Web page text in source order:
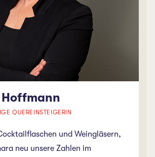
QUEREINSTEIGERIN
und Weingläsern,
neu unsere Zahlen im